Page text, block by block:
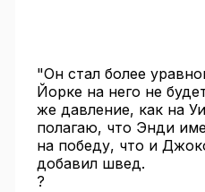
"Он стал более
Йорке на него не
же давление, как на
полагаю, что Энди
на победу, что и
добавил швед.
?